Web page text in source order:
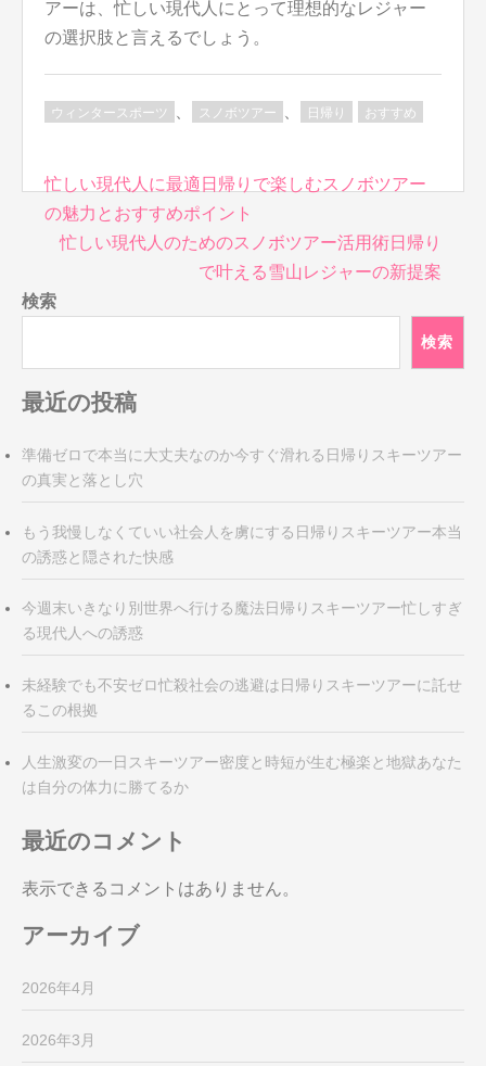
アーは、忙しい現代人にとって理想的なレジャー
の選択肢と言えるでしょう。
ウィンタースポーツ スノボツアー 日帰り おすすめ
投
稿
ナ
ゲ
ー
ョ
ン
忙しい現代人に最適日帰りで楽しむスノボツアー
の魅力とおすすめポイント
忙しい現代人のためのスノボツアー活用術日帰り
で叶える雪山レジャーの新提案
検索
検索
最近の投稿
準備ゼロで本当に大丈夫なのか今すぐ滑れる日帰りスキーツアー
の真実と落とし穴
もう我慢しなくていい社会人を虜にする日帰りスキーツアー本当
の誘惑と隠された快感
今週末いきなり別世界へ行ける魔法日帰りスキーツアー忙しすぎ
る現代人への誘惑
未経験でも不安ゼロ忙殺社会の逃避は日帰りスキーツアーに託せ
るこの根拠
人生激変の一日スキーツアー密度と時短が生む極楽と地獄あなた
は自分の体力に勝てるか
最近のコメント
表示できるコメントはありません。
アーカイブ
2026年4月
2026年3月